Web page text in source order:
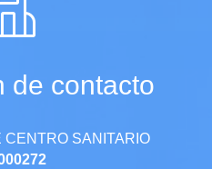
de contacto
SANITARIO